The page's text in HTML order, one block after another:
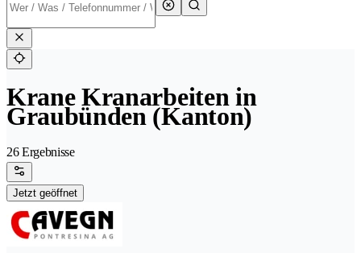
Krane Kranarbeiten in
Graubünden (Kanton)
26 Ergebnisse
Jetzt geöffnet